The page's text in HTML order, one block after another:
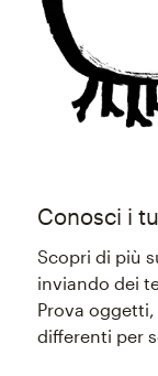
Conosci i
Scopri di più
inviando dei
Prova
differenti per